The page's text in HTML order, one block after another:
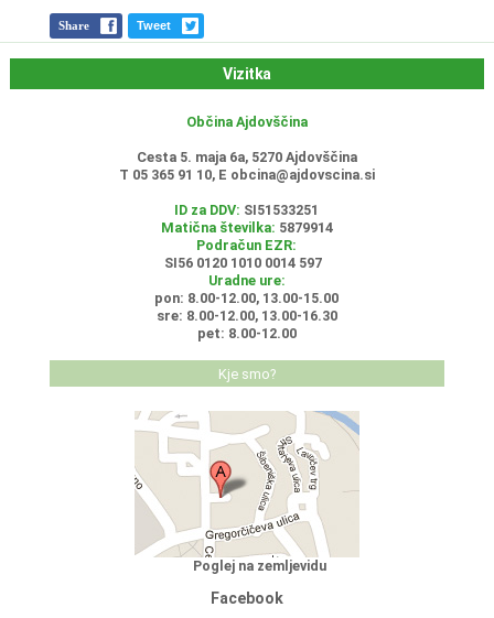
Share Tweet
Vizitka
Občina Ajdovščina
Cesta 5. maja 6a, 5270 Ajdovščina
T 05 365 91 10, E obcina@ajdovscina.si
ID za DDV: SI51533251
Matična številka: 5879914
Podračun EZR:
SI56 0120 1010 0014 597
Uradne ure:
pon: 8.00-12.00, 13.00-15.00
sre: 8.00-12.00, 13.00-16.30
pet: 8.00-12.00
Kje smo?
Poglej na zemljevidu
Facebook